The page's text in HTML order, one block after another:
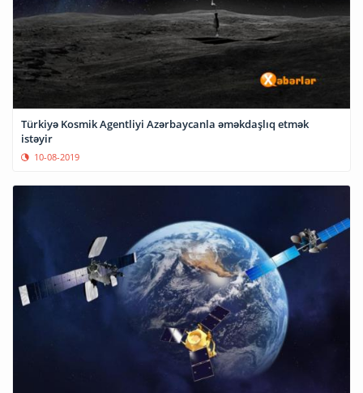
Türkiyə Kosmik Agentliyi Azərbaycanla əməkdaşlıq etmək
istəyir
10-08-2019